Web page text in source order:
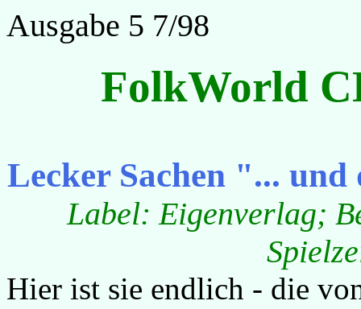
Ausgabe 5 7/98
FolkWorld
Lecker Sachen "...
Label: Eigenverlag;
Hier ist sie endlich - die